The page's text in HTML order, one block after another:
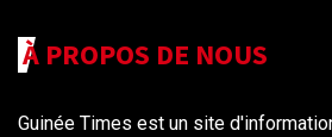
À PROPOS DE NOUS
Guinée Times est un site